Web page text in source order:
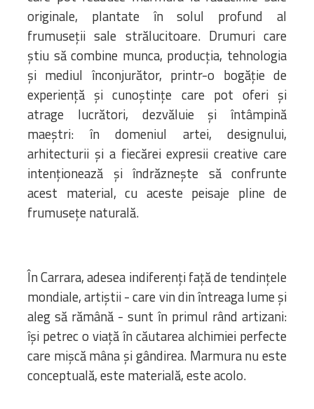
originale, plantate în solul profund al
frumuseții sale strălucitoare. Drumuri care
știu să combine munca, producția, tehnologia
și mediul înconjurător, printr-o bogăție de
experiență și cunoștințe care pot oferi și
atrage lucrători, dezvăluie și întâmpină
maeștri: în domeniul artei, designului,
arhitecturii și a fiecărei expresii creative care
intenționează și îndrăznește să confrunte
acest material, cu aceste peisaje pline de
frumusețe naturală.
În Carrara, adesea indiferenți față de tendințele
mondiale, artiștii - care vin din întreaga lume și
aleg să rămână - sunt în primul rând artizani:
își petrec o viață în căutarea alchimiei perfecte
care mișcă mâna și gândirea. Marmura nu este
conceptuală, este materială, este acolo.